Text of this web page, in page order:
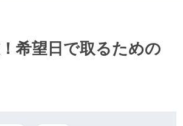
希望日で取るための